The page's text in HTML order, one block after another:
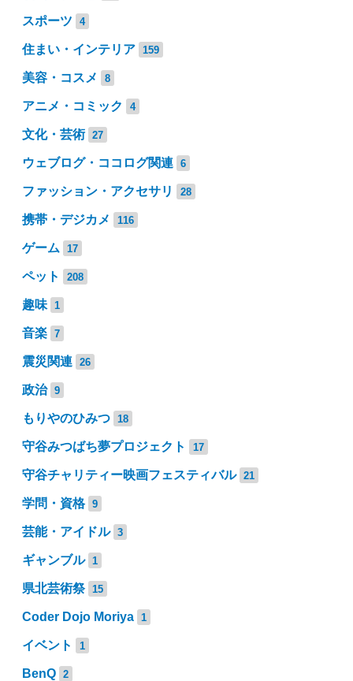
スポーツ 4
住まい・インテリア 159
美容・コスメ 8
アニメ・コミック 4
文化・芸術 27
ウェブログ・ココログ関連 6
ファッション・アクセサリ 28
携帯・デジカメ 116
ゲーム 17
ペット 208
趣味 1
音楽 7
震災関連 26
政治 9
もりやのひみつ 18
守谷みつばち夢プロジェクト 17
守谷チャリティー映画フェスティバル 21
学問・資格 9
芸能・アイドル 3
ギャンブル 1
県北芸術祭 15
Coder Dojo Moriya 1
イベント 1
BenQ 2